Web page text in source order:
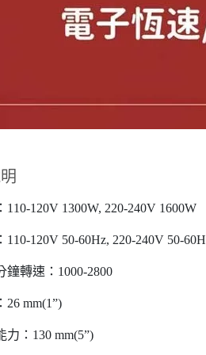
110-120V 1300W, 220-240V 1600W
120V 50-60Hz, 220-240V 50-
鐘轉速：1000-2800
26 mm(1”)
力：130 mm(5”)